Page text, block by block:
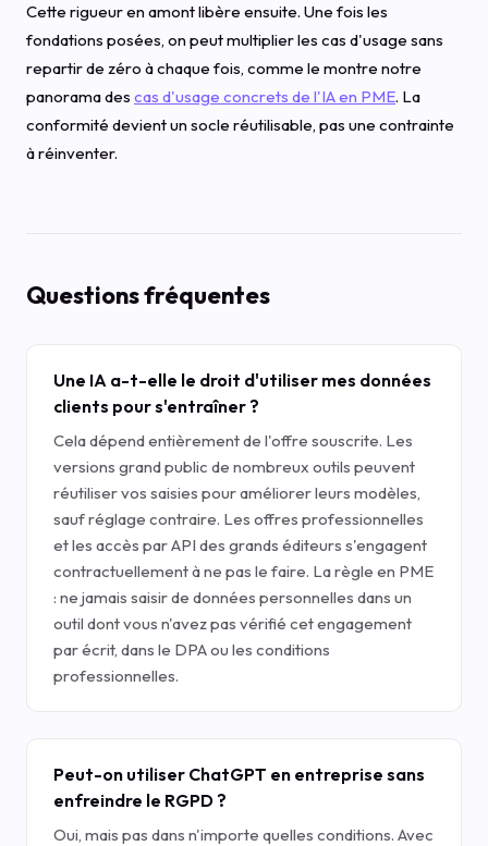
Cette rigueur en amont libère ensuite. Une fois les
fondations posées, on peut multiplier les cas d'usage sans
repartir de zéro à chaque fois, comme le montre notre
panorama des cas d'usage concrets de l'IA en PME. La
conformité devient un socle réutilisable, pas une contrainte
à réinventer.
Questions fréquentes
Une IA a-t-elle le droit d'utiliser mes données
clients pour s'entraîner ?
Cela dépend entièrement de l'offre souscrite. Les
versions grand public de nombreux outils peuvent
réutiliser vos saisies pour améliorer leurs modèles,
sauf réglage contraire. Les offres professionnelles
et les accès par API des grands éditeurs s'engagent
contractuellement à ne pas le faire. La règle en PME
: ne jamais saisir de données personnelles dans un
outil dont vous n'avez pas vérifié cet engagement
par écrit, dans le DPA ou les conditions
professionnelles.
Peut-on utiliser ChatGPT en entreprise sans
enfreindre le RGPD ?
Oui, mais pas dans n'importe quelles conditions. Avec